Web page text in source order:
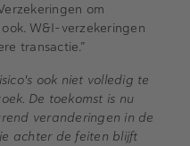
om
W&I-verzekeringen
transactie.”
ook niet volledig te
De toekomst is nu
veranderingen in de
achter de feiten blijft